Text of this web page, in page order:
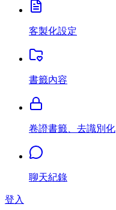
客製化設定
書籤內容
卷證書籤、去識別化
聊天紀錄
登入